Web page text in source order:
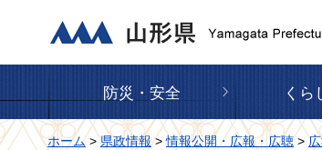
山形県
防災・安全 くら
ホーム>県政情報>情報公開・広報・広聴>